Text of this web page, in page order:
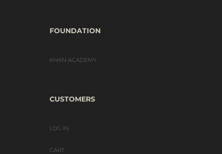
FOUNDATION
KHAN ACADEMY
CUSTOMERS
LOG IN
CART